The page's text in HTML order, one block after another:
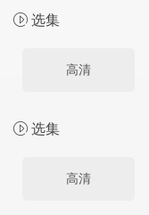
选集
高清
选集
高清